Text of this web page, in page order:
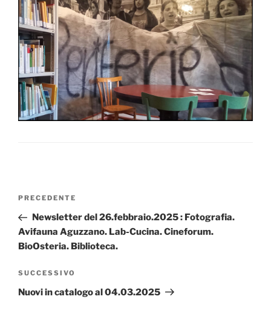
Navigazione
Articolo
precedente:
PRECEDENTE
Newsletter del 26.febbraio.2025 : Fotografia.
Avifauna Aguzzano. Lab-Cucina. Cineforum.
BioOsteria. Biblioteca.
Articolo
successivo
SUCCESSIVO
Nuovi in catalogo al 04.03.2025